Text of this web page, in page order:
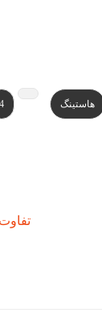
هاستینگ 4